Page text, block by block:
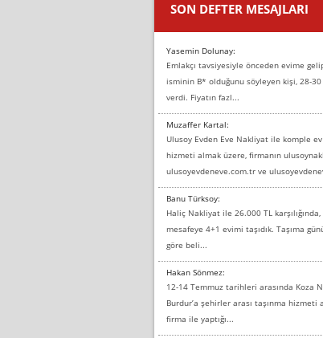
SON DEFTER MESAJLARI
Yasemin Dolunay:
Emlakçı tavsiyesiyle önceden evime
isminin B* olduğunu söyleyen kişi, 28-
verdi. Fiyatın fazl...
Muzaffer Kartal:
Ulusoy Evden Eve Nakliyat ile komple
hizmeti almak üzere, firmanın
ulusoyevdeneve.com.tr ve
Banu Türksoy:
Haliç Nakliyat ile 26.000 TL
mesafeye 4+1 evimi taşıdık. Taşıma
göre beli...
Hakan Sönmez:
12-14 Temmuz tarihleri arasında Koza
Burdur’a şehirler arası taşınma hizmeti
firma ile yaptığı...